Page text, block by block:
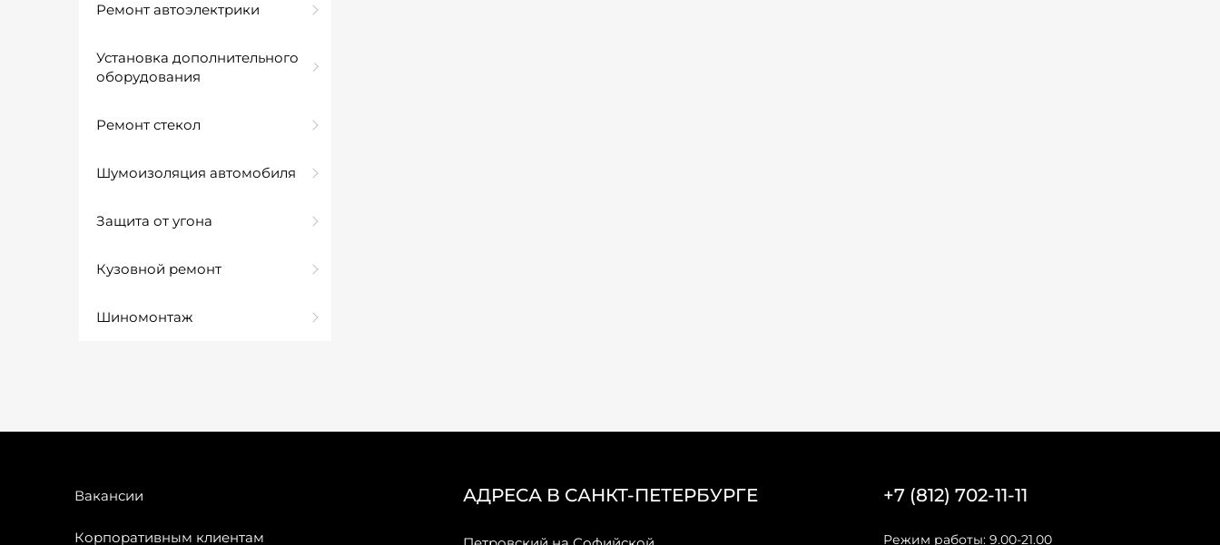
Ремонт автоэлектрики
Установка дополнительного
оборудования
Ремонт стекол
Шумоизоляция автомобиля
Защита от угона
Кузовной ремонт
Шиномонтаж
Вакансии
Корпоративным клиентам
АДРЕСА В САНКТ-ПЕТЕРБУРГЕ +7 (812) 702-11-11
Режим работы: 9.00-21.00